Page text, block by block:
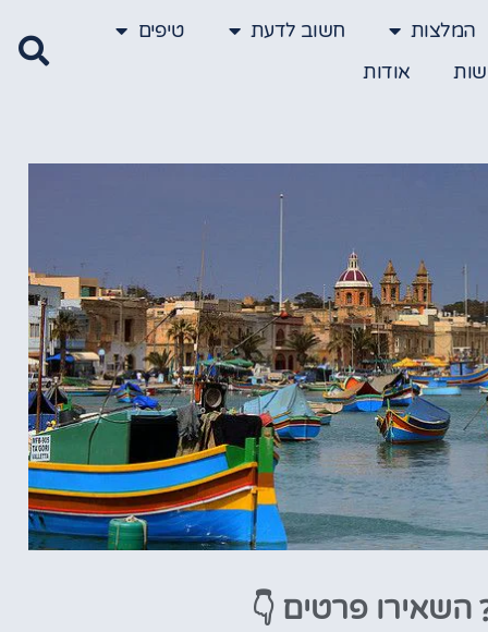
המלצות חשוב לדעת
טיפים
אודות
השאירו פרטים 👇